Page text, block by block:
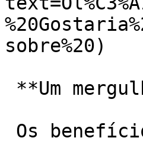
sobre%20)